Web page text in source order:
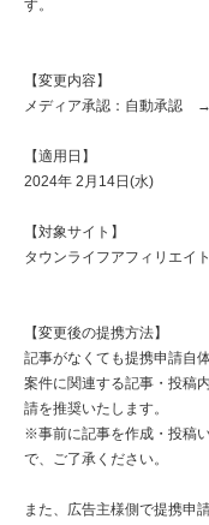
す。
【変更内容】
メディア承認：自動承認
【適用日】
2024年 2月14日(水)
【対象サイト】
タウンライフアフィリエイ
【変更後の提携方法】
記事がなくても提携申請自
案件に関連する記事・投稿
請を推奨いたします。
※事前に記事を作成・投稿
で、ご了承ください。
また、広告主様側で提携申